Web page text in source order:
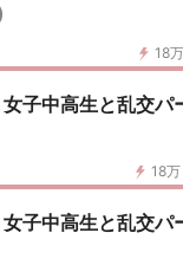
18万
女子中高生と乱交
18万
女子中高生と乱交